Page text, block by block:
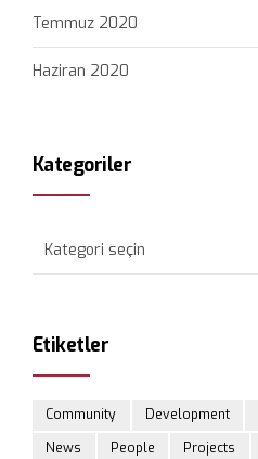
Temmuz 2020
Haziran 2020
Kategoriler
Etiketler
Community Development
News
People Projects